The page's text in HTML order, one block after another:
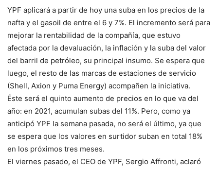
YPF aplicará a partir de hoy una suba en los precios de la
nafta y el gasoil de entre el 6 y 7%. El incremento será para
mejorar la rentabilidad de la compañía, que estuvo
afectada por la devaluación, la inflación y la suba del valor
del barril de petróleo, su principal insumo. Se espera que
luego, el resto de las marcas de estaciones de servicio
(Shell, Axion y Puma Energy) acompañen la iniciativa.
Éste será el quinto aumento de precios en lo que va del
año: en 2021, acumulan subas del 11%. Pero, como ya
anticipó YPF la semana pasada, no será el último, ya que
se espera que los valores en surtidor suban en total 18%
en los próximos tres meses.
El viernes pasado, el CEO de YPF, Sergio Affronti, aclaró